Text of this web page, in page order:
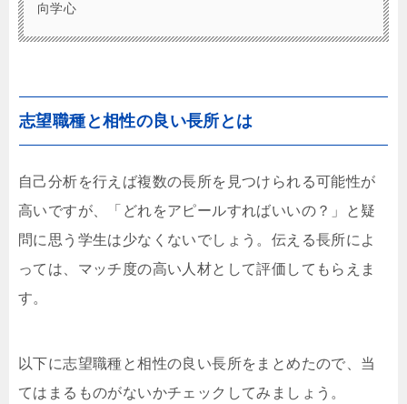
向学心
志望職種と相性の良い長所とは
自己分析を行えば複数の長所を見つけられる可能性が
高いですが、「どれをアピールすればいいの？」と疑
問に思う学生は少なくないでしょう。伝える長所によ
っては、マッチ度の高い人材として評価してもらえま
す。
以下に志望職種と相性の良い長所をまとめたので、当
てはまるものがないかチェックしてみましょう。